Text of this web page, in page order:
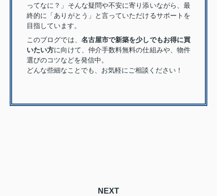
ってなに？」そんな疑問や不安に寄り添いながら、最
終的に「ありがとう」と言っていただけるサポートを
目指しています。
このブログでは、 名古屋市で新築を少しでもお得に買
いたい方に向けて、仲介手数料無料の仕組みや、物件
選びのコツなどを発信中。
どんな些細なことでも、お気軽にご相談ください！
NEXT